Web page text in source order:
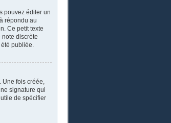
pouvez éditer un
répondu au
Ce petit texte
note discrète
publiée.
Une fois créée,
signature qui
de spécifier